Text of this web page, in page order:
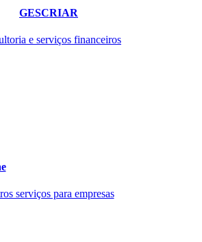
GESCRIAR
e serviços financeiros
serviços para empresas